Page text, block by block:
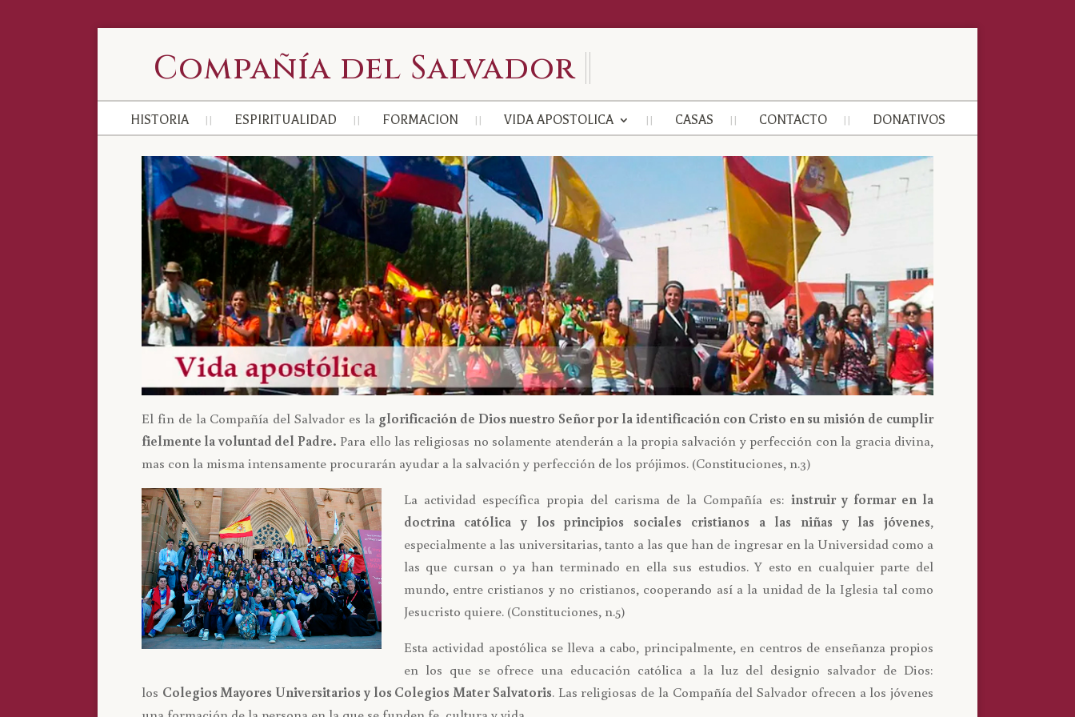
Compañía del Salvador
HISTORIA ESPIRITUALIDAD FORMACION VIDA APOSTOLICA CASAS CONTACTO DONATIVOS
El fin de la Compañía del Salvador es la glorificación de Dios nuestro Señor por la identificación con Cristo en su misión de cumplir
fielmente la voluntad del Padre. Para ello las religiosas no solamente atenderán a la propia salvación y perfección con la gracia divina,
mas con la misma intensamente procurarán ayudar a la salvación y perfección de los prójimos. (Constituciones, n.3)
La actividad específica propia del carisma de la Compañía es: instruir y formar en la
doctrina católica y los principios sociales cristianos a las niñas y las jóvenes,
especialmente a las universitarias, tanto a las que han de ingresar en la Universidad como a
las que cursan o ya han terminado en ella sus estudios. Y esto en cualquier parte del
mundo, entre cristianos y no cristianos, cooperando así a la unidad de la Iglesia tal como
Jesucristo quiere. (Constituciones, n.5)
Esta actividad apostólica se lleva a cabo, principalmente, en centros de enseñanza propios
en los que se ofrece una educación católica a la luz del designio salvador de Dios:
los Colegios Mayores Universitarios y los Colegios Mater Salvatoris. Las religiosas de la Compañía del Salvador ofrecen a los jóvenes